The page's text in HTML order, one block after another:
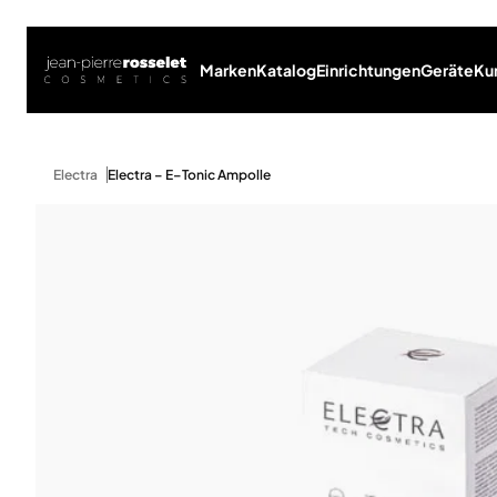
MarkenKatalogEinrichtungenGeräte
Electra Electra – E–Tonic Ampolle